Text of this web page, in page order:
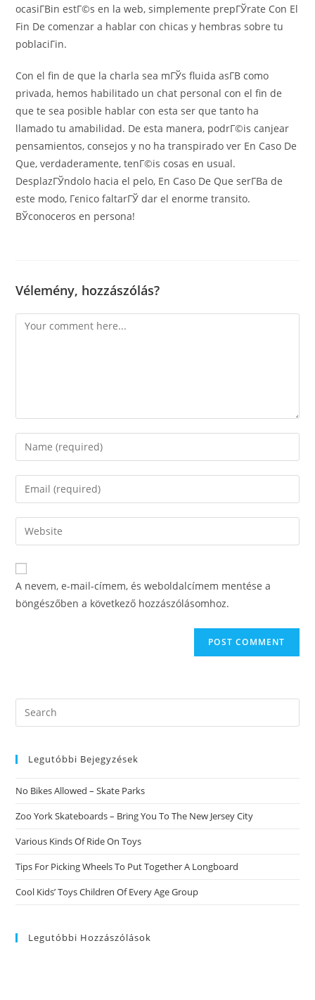
ocasiГ­Віn estГ©s en la web, simplemente prepГЎrate Con El
Fin De comenzar a hablar con chicas y hembras sobre tu
poblaciГіn.
Con el fin de que la charla sea mГЎs fluida asГ­В­ como
privada, hemos habilitado un chat personal con el fin de
que te sea posible hablar con esta ser que tanto ha
llamado tu amabilidad. De esta manera, podrГ©is canjear
pensamientos, consejos y no ha transpirado ver En Caso De
Que, verdaderamente, tenГ©is cosas en usual.
DesplazГЎndolo hacia el pelo, En Caso De Que serГ­В­a de
este modo, Гєnico faltarГЎ dar el enorme transito.
ВЎconoceros en persona!
Vélemény, hozzászólás?
Comment
Enter
your
name
comment
Enter
your
email
address
comment
Enter
your
website
URL
A nevem, e-mail-címem, és weboldalcímem mentése a
böngészőben a következő hozzászólásomhoz.
Search
this
Legutóbbi Bejegyzések
No Bikes Allowed – Skate Parks
Zoo York Skateboards – Bring You To The New Jersey City
Various Kinds Of Ride On Toys
Tips For Picking Wheels To Put Together A Longboard
Cool Kids’ Toys Children Of Every Age Group
Legutóbbi Hozzászólások